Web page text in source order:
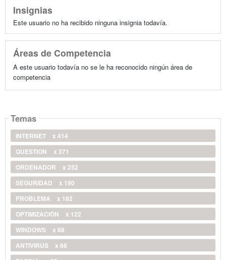
Insignias
Este usuario no ha recibido ninguna insignia todavía.
Áreas de Competencia
A este usuario todavía no se le ha reconocido ningún área de
competencia
Temas
INTERNET
x 414
QUESTION
x 371
ORDENADOR
x 252
SEGURIDAD
x 190
PROBLEMA
x 182
OPTIMIZACIÓN
x 122
WINDOWS
x 88
ANTIVIRUS
x 86